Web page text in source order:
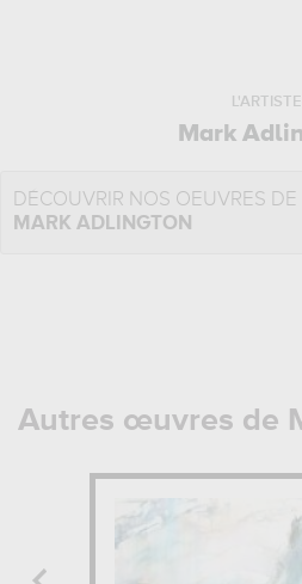
L'ARTISTE
Mark
DÉCOUVRIR NOS OEUVRES DE
MARK ADLINGTON
Autres œuvres de